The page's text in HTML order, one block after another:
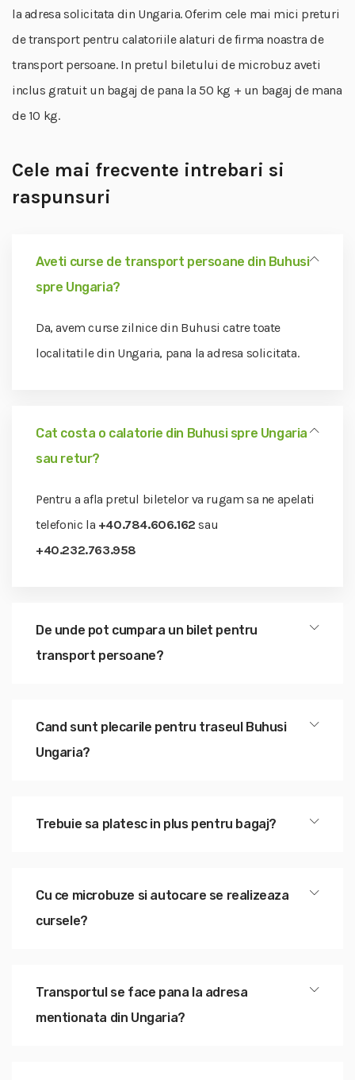
la adresa solicitata din Ungaria. Oferim cele mai mici preturi
de transport pentru calatoriile alaturi de firma noastra de
transport persoane. In pretul biletului de microbuz aveti
inclus gratuit un bagaj de pana la 50 kg + un bagaj de mana
de 10 kg.
Cele mai frecvente intrebari si
raspunsuri
Aveti curse de transport persoane din Buhusi
spre Ungaria?
Da, avem curse zilnice din Buhusi catre toate
localitatile din Ungaria, pana la adresa solicitata.
Cat costa o calatorie din Buhusi spre Ungaria
sau retur?
Pentru a afla pretul biletelor va rugam sa ne apelati
telefonic la +40.784.606.162 sau
+40.232.763.958
De unde pot cumpara un bilet pentru
transport persoane?
Cand sunt plecarile pentru traseul Buhusi
Ungaria?
Trebuie sa platesc in plus pentru bagaj?
Cu ce microbuze si autocare se realizeaza
cursele?
Transportul se face pana la adresa
mentionata din Ungaria?